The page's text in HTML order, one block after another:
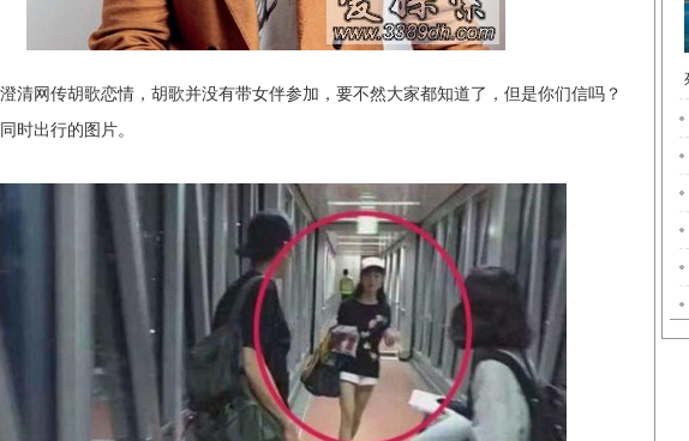
清网传胡歌恋情，胡歌并没有带女伴参加，要不然大家都知道了，但是你们信吗？
时出行的图片。